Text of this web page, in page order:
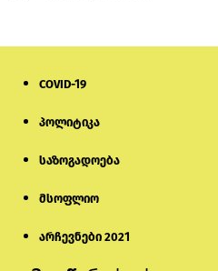
COVID-19
პოლიტიკა
საზოგადოება
მსოფლიო
არჩევნები 2021